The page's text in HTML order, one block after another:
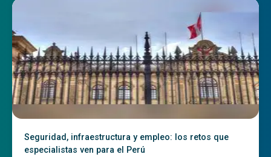
Seguridad, infraestructura y empleo: los retos que
especialistas ven para el Perú